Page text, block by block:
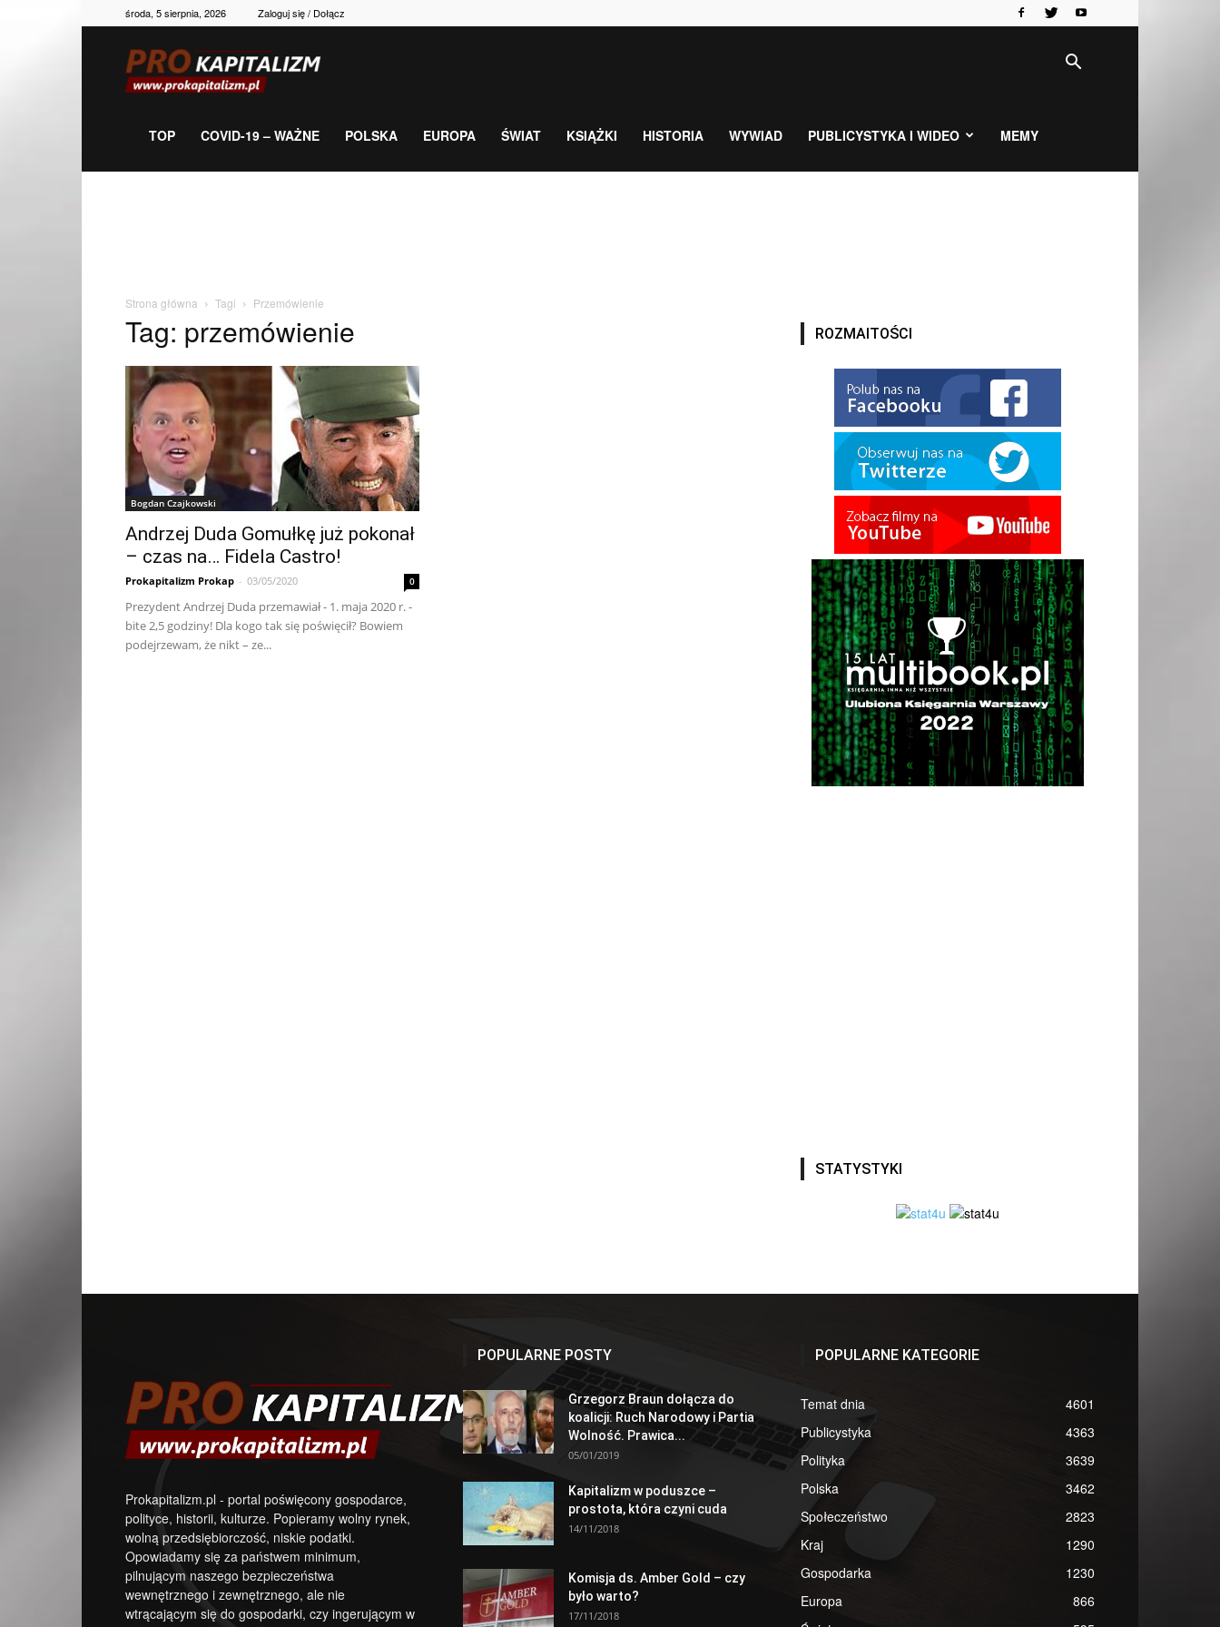
środa, 5 sierpnia, 2026 Zaloguj się / Dołącz
gospodarka,
TOP COVID-19 – WAŻNE POLSKA EUROPA ŚWIAT KSIĄŻKI HISTORIA WYWIAD PUBLICYSTYKA I WIDEO MEMY
Strona główna Tagi Przemówienie
Tag: przemówienie
Bogdan Czajkowski
Andrzej Duda Gomułkę już pokonał
– czas na… Fidela Castro!
Prokapitalizm Prokap - 03/05/2020 0
Prezydent Andrzej Duda przemawiał - 1. maja 2020 r. -
bite 2,5 godziny! Dla kogo tak się poświęcił? Bowiem
podejrzewam, że nikt – ze...
ROZMAITOŚCI
STATYSTYKI
Prokapitalizm.pl - portal poświęcony gospodarce,
polityce, historii, kulturze. Popieramy wolny rynek,
wolną przedsiębiorczość, niskie podatki.
Opowiadamy się za państwem minimum,
pilnującym naszego bezpieczeństwa
wewnętrznego i zewnętrznego, ale nie
wtrącającym się do gospodarki, czy ingerującym w
POPULARNE POSTY
Grzegorz Braun dołącza do
koalicji: Ruch Narodowy i Partia
Wolność. Prawica...
05/01/2019
Kapitalizm w poduszce –
prostota, która czyni cuda
14/11/2018
Komisja ds. Amber Gold – czy
było warto?
17/11/2018
POPULARNE KATEGORIE
Temat dnia
4601
Publicystyka
4363
Polityka
3639
Polska
3462
Społeczeństwo
2823
Kraj
1290
Gospodarka
1230
Europa
866